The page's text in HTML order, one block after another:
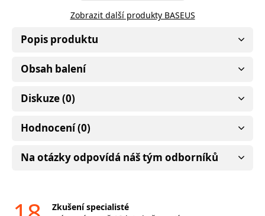
Zobrazit další produkty BASEUS
Popis produktu
Obsah balení
Diskuze (0)
Hodnocení (0)
Na otázky odpovídá náš tým odborníků
Zkušení specialisté